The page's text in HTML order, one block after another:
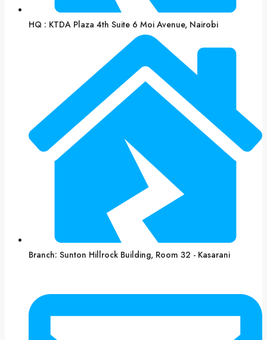
HQ : KTDA Plaza 4th Suite 6 Moi Avenue, Nairobi
Branch: Sunton Hillrock Building, Room 32 - Kasarani